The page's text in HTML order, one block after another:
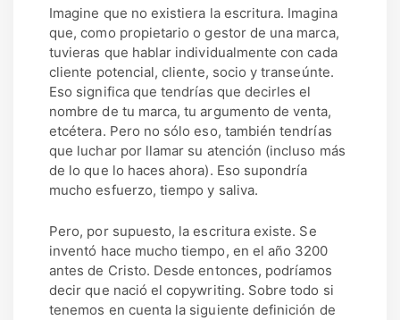
Imagine que no existiera la escritura. Imagina
que, como propietario o gestor de una marca,
tuvieras que hablar individualmente con cada
cliente potencial, cliente, socio y transeúnte.
Eso significa que tendrías que decirles el
nombre de tu marca, tu argumento de venta,
etcétera. Pero no sólo eso, también tendrías
que luchar por llamar su atención (incluso más
de lo que lo haces ahora). Eso supondría
mucho esfuerzo, tiempo y saliva.
Pero, por supuesto, la escritura existe. Se
inventó hace mucho tiempo, en el año 3200
antes de Cristo. Desde entonces, podríamos
decir que nació el copywriting. Sobre todo si
tenemos en cuenta la siguiente definición de